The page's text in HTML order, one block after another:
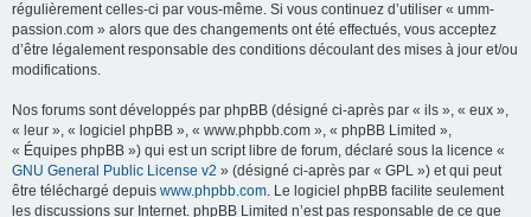
régulièrement celles-ci par vous-même. Si vous continuez d’utiliser « umm-
passion.com » alors que des changements ont été effectués, vous acceptez
d’être légalement responsable des conditions découlant des mises à jour et/ou
modifications.
Nos forums sont développés par phpBB (désigné ci-après par « ils », « eux »,
« leur », « logiciel phpBB », « www.phpbb.com », « phpBB Limited »,
« Équipes phpBB ») qui est un script libre de forum, déclaré sous la licence «
GNU General Public License v2 » (désigné ci-après par « GPL ») et qui peut
être téléchargé depuis www.phpbb.com. Le logiciel phpBB facilite seulement
les discussions sur Internet. phpBB Limited n’est pas responsable de ce que